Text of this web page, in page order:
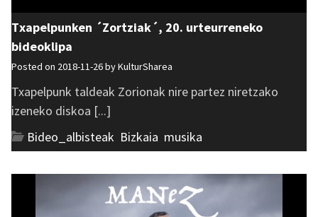
Txapelpunken ´Zortziak´, 20. urteurreneko
bideoklipa
Posted on 2018-11-26 byKulturSharea
Txapelpunk taldeak Zorionak nire partez niretzako
izeneko diskoa [...]
Bideo_albisteak Bizkaia musika